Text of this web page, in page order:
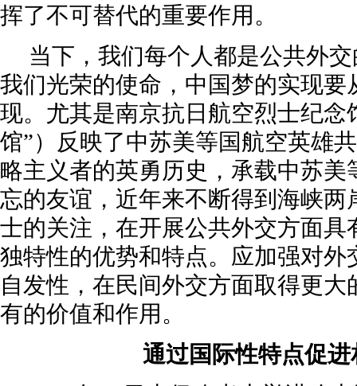
挥了不可替代的重要作用。
当下，我们每个人都是公共外
我们光荣的使命，中国梦的实现要
现。尤其是南京抗日航空烈士纪念
馆”）反映了中苏美等国航空英雄
略主义者的英勇历史，承载中苏美
忘的友谊，近年来不断得到海峡两
士的关注，在开展公共外交方面具
独特性的优势和特点。应加强对外
自发性，在民间外交方面取得更
有的价值和作用。
通过国际性特点促